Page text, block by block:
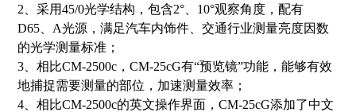
2、采用45/0光学结构，包含2°、10°观察角度，配有
D65、A光源，满足汽车内饰件、交通行业测量亮度因数
的光学测量标准；
3、相比CM-2500c，CM-25cG有“预览镜”功能，能够有效
地捕捉需要测量的部位，加速测量效率；
4、相比CM-2500c的英文操作界面，CM-25cG添加了中文